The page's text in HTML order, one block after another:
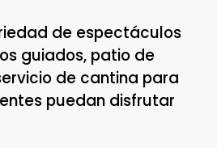
de espectáculos
guiados, patio de
de cantina para
puedan disfrutar